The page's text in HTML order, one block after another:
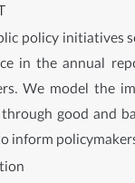
policy initiatives
in the annual
We model the
good and
inform